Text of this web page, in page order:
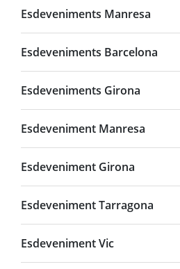
Esdeveniments Manresa
Esdeveniments Barcelona
Esdeveniments Girona
Esdeveniment Manresa
Esdeveniment Girona
Esdeveniment Tarragona
Esdeveniment Vic